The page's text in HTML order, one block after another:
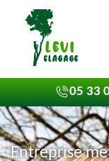
05 33
Entreprise